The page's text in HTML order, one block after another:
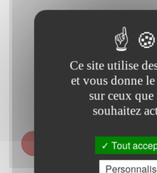
CAISSE D ALLOCATIONS
MARNE - ACCUEIL DE
Ce site utilise
et vous donne
sur ceux
souhaitez
Tout